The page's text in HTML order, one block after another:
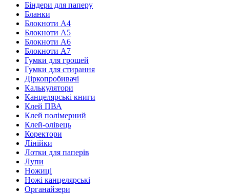
Біндери для паперу
Бланки
Блокноти А4
Блокноти А5
Блокноти А6
Блокноти А7
Гумки для грошей
Гумки для стирання
Діркопробивачі
Калькулятори
Канцелярські книги
Клей ПВА
Клей полімерний
Клей-олівець
Коректори
Лінійки
Лотки для паперів
Лупи
Ножиці
Ножі канцелярські
Органайзери